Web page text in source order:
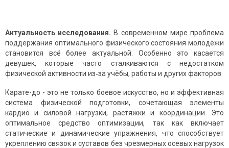
Актуальность исследования. В современном мире проблема
поддержания оптимального физического состояния молодёжи
становится всё более актуальной. Особенно это касается
девушек, которые часто сталкиваются с недостатком
физической активности из‑за учёбы, работы и других факторов.
Карате-до - это не только боевое искусство, но и эффективная
система физической подготовки, сочетающая элементы
кардио и силовой нагрузки, растяжки и координации. Это
оптимальное средство оптимизации, так как включает
статические и динамические упражнения, что способствует
укреплению связок и суставов без чрезмерных осевых нагрузок